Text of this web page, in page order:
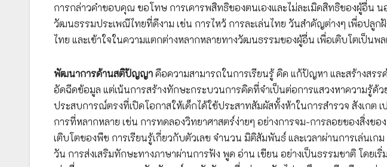
การกล่าวคำขอบคุณ ขอโทษ การเคารพสิทธิของตนเองและไม่ละเมิดสิทธิของผู้อื่น
วัฒนธรรมประเพณีไทยที่ดีงาม เช่น การไหว้ การละเล่นไทย วันสำคัญต่างๆ เพื่อปลูก
ไทย และเข้าใจในความแตกต่างหลากหลายทางวัฒนธรรมของผู้อื่น เพื่อเติบโตเป็น
พัฒนาการด้านสติปัญญาคือความสามารถในการเรียนรู้ คิด แก้ปัญหา และสร้างสร
อัดฉีดข้อมูล แต่เน้นการสร้างทักษะกระบวนการคิดที่จำเป็นต่อการแสวงหาความรู้ด้ว
ประสบการณ์ตรงที่เปิดโอกาสให้เด็กได้ใช้ประสาทสัมผัสทั้งห้าในการสำรวจ สังเกต
การที่หลากหลาย เช่น การทดลองวิทยาศาสตร์ง่ายๆ อย่างการจม-การลอยของสิ่งขอ
เติบโตของพืช การเรียนรู้เกี่ยวกับตัวเลข จำนวน มิติสัมพันธ์ และเวลาผ่านการเล่นเ
วัน การส่งเสริมทักษะทางภาษาผ่านการฟัง พูด อ่าน เขียน อย่างเป็นธรรมชาติ โดย